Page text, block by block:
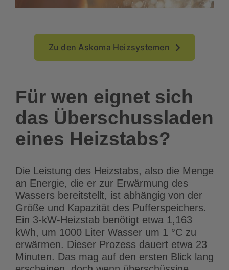
Zu den Askoma Heizsystemen
Für wen eignet sich
das Überschussladen
eines Heizstabs?
Die Leistung des Heizstabs, also die Menge
an Energie, die er zur Erwärmung des
Wassers bereitstellt, ist abhängig von der
Größe und Kapazität des Pufferspeichers.
Ein 3-kW-Heizstab benötigt etwa 1,163
kWh, um 1000 Liter Wasser um 1 °C zu
erwärmen. Dieser Prozess dauert etwa 23
Minuten. Das mag auf den ersten Blick lang